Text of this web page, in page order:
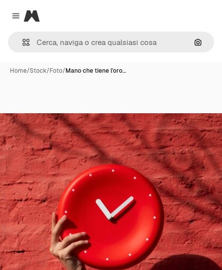
Close menu
Magnific
Cerca
Home/Stock/Foto/Mano che tiene l'oro…